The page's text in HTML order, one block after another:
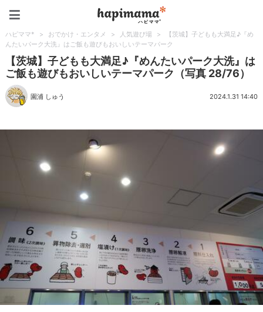
ハピママ* > おでかけ・エンタメ > 人気遊び場 >
【茨城】子どもも大満足♪『め
んたいパーク大洗』はご飯も遊びもおいしいテーマパーク
【茨城】子どもも大満足♪『めんたいパーク大洗』は
ご飯も遊びもおいしいテーマパーク（写真 28/76）
園浦 しゅう 2024.1.31 14:40